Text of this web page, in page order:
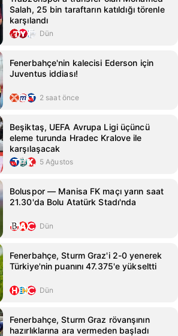
Salah, 25 bin taraftarın katıldığı törenle
karşılandı
Dün
Fenerbahçe'nin kalecisi Ederson için
Juventus iddiası!
2 saat önce
Beşiktaş, UEFA Avrupa Ligi üçüncü
eleme turunda Hradec Kralove ile
karşılaşacak
5 Ağustos
Boluspor — Manisa FK maçı yarın saat
21.30'da Bolu Atatürk Stadı'nda
Dün
Fenerbahçe, Sturm Graz'i 2-0 yenerek
Türkiye'nin puanını 47.375'e yükseltti
Dün
Fenerbahçe, Sturm Graz rövanşının
hazırlıklarına ara vermeden başladı